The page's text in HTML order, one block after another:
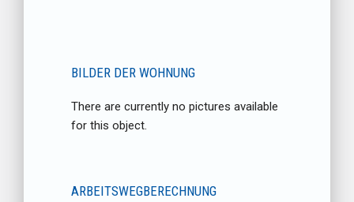
BILDER DER WOHNUNG
There are currently no pictures available
for this object.
ARBEITSWEGBERECHNUNG